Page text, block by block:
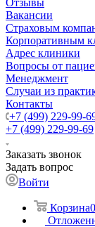
Отзывы
Вакансии
Страховым
Корпоративным
Адрес клиники
Вопросы от
Менеджмент
Случаи из
Контакты
+7 (499) 229-99-
+7 (499) 229-99-69
Заказать звонок
Задать вопрос
Войти
Корзина0